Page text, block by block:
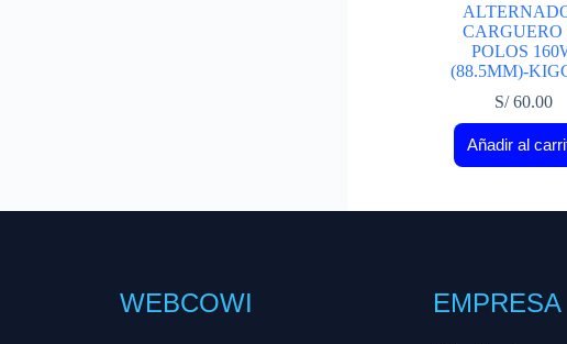
CARGUERO
POLOS
(88.5MM)-
S/60.00
Añadir al
WEBCOWI EMPRESA